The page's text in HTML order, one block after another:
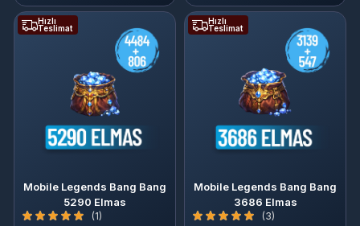
Hızlı
Teslimat
Mobile Legends Bang Bang
5290 Elmas
(1)
Hızlı
Teslimat
Mobile Legends Bang Bang
3686 Elmas
(3)